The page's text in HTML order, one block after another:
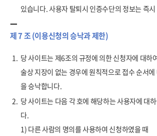
있습니다. 사용자 탈퇴시 인증수단의 정보는 즉
제 7 조 (이용신청의 승낙과 제한)
1. 당 사이트는 제6조의 규정에 의한 신청자에 대하
술상 지장이 없는 경우에 원칙적으로 접수 순서
을 승낙합니다.
2. 당 사이트는 다음 각 호에 해당하는 사용자에 대
다.
1) 다른 사람의 명의를 사용하여 신청하였을 때